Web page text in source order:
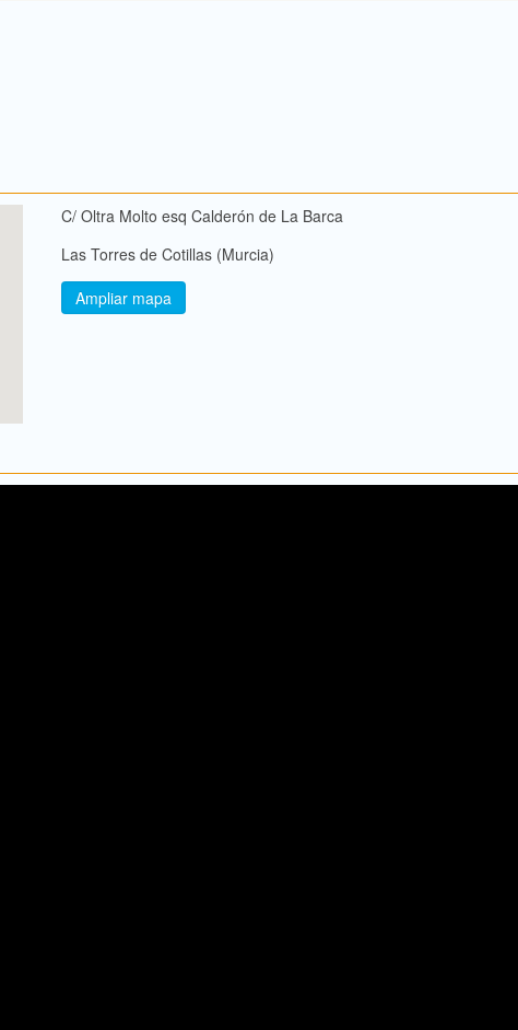
C/ Oltra Molto esq Calderón de La Barca
Las Torres de Cotillas (Murcia)
Ampliar mapa